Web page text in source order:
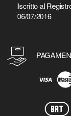
Iscritto al
06/07/2016